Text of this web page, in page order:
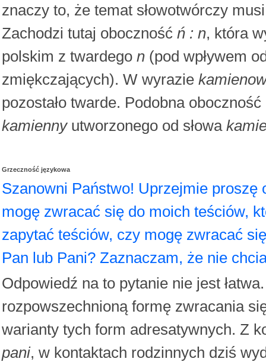
znaczy to, że temat słowotwórczy
Zachodzi tutaj oboczność ń : n, która
polskim z twardego n (pod wpływem
zmiękczających). W wyrazie
pozostało twarde. Podobna
kamiennyutworzonego od słowa
Grzeczność językowa
Szanowni Państwo! Uprzejmie
mogę zwracać się do moich teściów,
zapytać teściów, czy mogę zwracać
Pan lub Pani? Zaznaczam, że nie
Odpowiedź na to pytanie nie jest
rozpowszechnioną formę zwracania
warianty tych form adresatywnych. Z
pani, w kontaktach rodzinnych dziś